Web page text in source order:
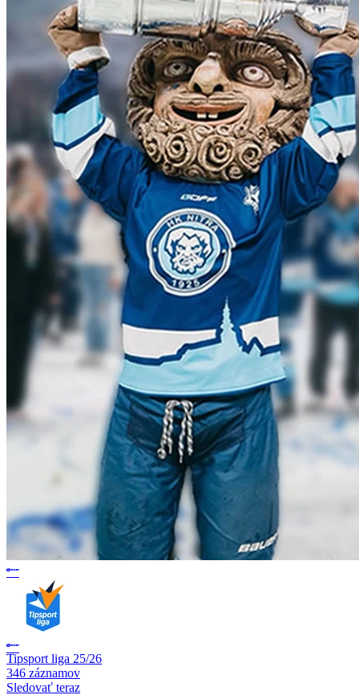
Tipsport liga 25/26
346 záznamov
Sledovať teraz